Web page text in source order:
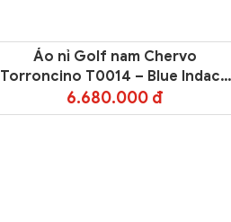
Áo nỉ Golf nam Chervo
Torroncino T0014 – Blue Indaco
Red 009E
6.680.000 đ